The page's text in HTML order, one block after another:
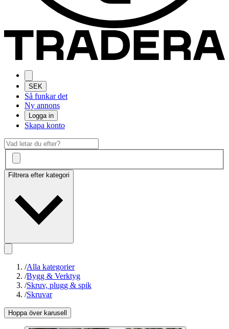
SEK
Så funkar det
Ny annons
Logga in
Skapa konto
Filtrera efter kategori
/Alla kategorier
/Bygg & Verktyg
/Skruv, plugg & spik
/Skruvar
Hoppa över karusell